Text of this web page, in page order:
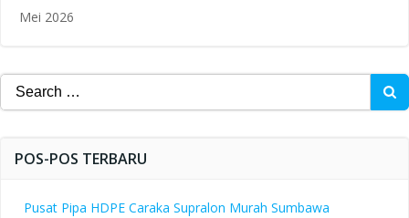
Mei 2026
Search
for:
POS-POS TERBARU
Pusat Pipa HDPE Caraka Supralon Murah Sumbawa